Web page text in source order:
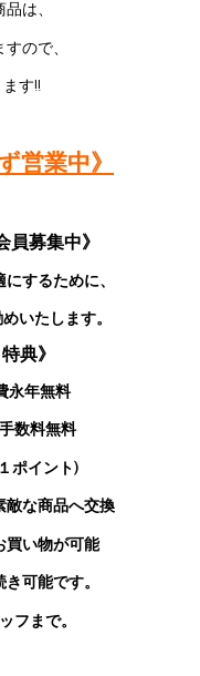
は、
ので、
す!!
営業中》
員募集中》
するために、
いたします。
典》
永年無料
数料無料
ポイント)
敵な商品へ交換
い物が可能
可能です。
フまで。